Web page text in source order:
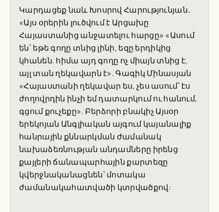
Կարդացեք նաև Խոսրով Հարությունյան․
«Այս օրերին լուծվում է Արցախը
Հայաստանից անջատելու հարցը» «Ասում
են՝ եթե գողը տնից լինի, եզը երդիկից
կհանեն. հիմա այդ գողը ոչ միայն տնից է,
այլ տան ղեկավարն է». Գագիկ Մինասյան
«Հայաստանի ղեկավար ես, չես ասում՝ էս
ժողովրդին ինչի եմ դատարկում ու հանում,
գցում քուչեքը». Բերձորի բնակիչ Այսօր
երեկոյան Անգլիական այգում կայանալիք
հանրային քննարկման ժամանակ
նախաձեռնության անդամները իրենց
քայլերի ճանապարհային քարտեզը
կվերջնականացնեն՝ մոտակա
ժամանակահատվածի կտրվածքով: